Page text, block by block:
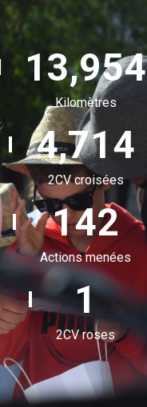
14,784
Kilomètres
4,995
2CV croisées
151
Actions menées
2
2CV roses